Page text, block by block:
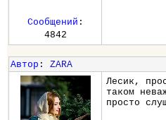
Сообщений :
4842
Автор :ZARA
Лесик,
таком
просто